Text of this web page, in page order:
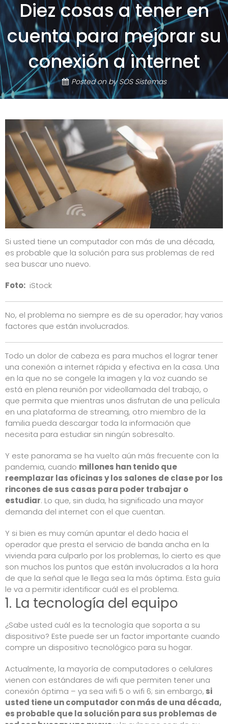
Diez cosas a tener en
cuenta para mejorar su
conexión a internet
Posted onbySOS Sistemas
Si usted tiene un computador con más de una década,
es probable que la solución para sus problemas de red
sea buscar uno nuevo.
Foto: iStock
No, el problema no siempre es de su operador; hay varios
factores que están involucrados.
Todo un dolor de cabeza es para muchos el lograr tener
una conexión a internet rápida y efectiva en la casa. Una
en la que no se congele la imagen y la voz cuando se
está en plena reunión por videollamada del trabajo, o
que permita que mientras unos disfrutan de una película
en una plataforma de streaming, otro miembro de la
familia pueda descargar toda la información que
necesita para estudiar sin ningún sobresalto.
Y este panorama se ha vuelto aún más frecuente con la
pandemia, cuando millones han tenido que
reemplazar las oficinas y los salones de clase por los
rincones de sus casas para poder trabajar o
estudiar. Lo que, sin duda, ha significado una mayor
demanda del internet con el que cuentan.
Y si bien es muy común apuntar el dedo hacia el
operador que presta el servicio de banda ancha en la
vivienda para culparlo por los problemas, lo cierto es que
son muchos los puntos que están involucrados a la hora
de que la señal que le llega sea la más óptima. Esta guía
le va a permitir identificar cuál es el problema.
1. La tecnología del equipo
¿Sabe usted cuál es la tecnología que soporta a su
dispositivo? Este puede ser un factor importante cuando
compre un dispositivo tecnológico para su hogar.
Actualmente, la mayoría de computadores o celulares
vienen con estándares de wifi que permiten tener una
conexión óptima – ya sea wifi 5 o wifi 6; sin embargo, si
usted tiene un computador con más de una década,
es probable que la solución para sus problemas de